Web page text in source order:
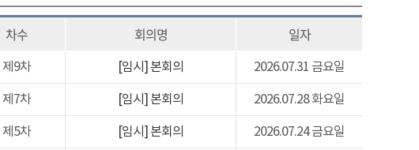
차수 회의명 일자
제9차 [임시] 본회의 2026.07.31 금요일
제7차 [임시] 본회의 2026.07.28 화요일
제5차 [임시] 본회의 2026.07.24 금요일